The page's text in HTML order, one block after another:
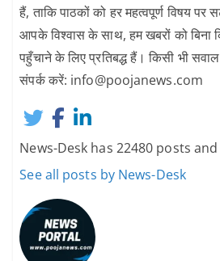
हैं, ताकि पाठकों को हर महत्वपूर्ण विषय
आपके विश्वास के साथ, हम खबरों को बिना
पहुँचाने के लिए प्रतिबद्ध हैं। किसी भी
संपर्क करें: info@poojanews.com
News-Desk has 22480 posts
See all posts by News-Desk